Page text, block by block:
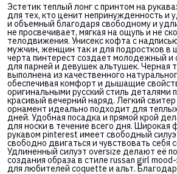
Эстетик теплый лонг с принтом на
для тех, кто ценит непринужденность и
и объемный благодаря свободному и
не просвечивает, мягкая на ощупь и не
телодвижения. Унисекс кофта с
мужчин, женщин так и для подростков в
черта пинтерест создает молодежный и
для парней и девушек альтушек. Черная
выполнена из качественного
обеспечивая комфорт и дышащие
оригинальными русский стиль деталями
красивый вечерний наряд. Легкий свитер
орнамент идеально подходит для
дней. Удобная посадка и прямой крой
для носки в течение всего дня. Широкая
рукавом pinterest имеет свободный
свободно двигаться и чувствовать себя
Удлиненный силуэт oversize делают её
создания образа в стиле russan girl
для любителей coquette и альт.